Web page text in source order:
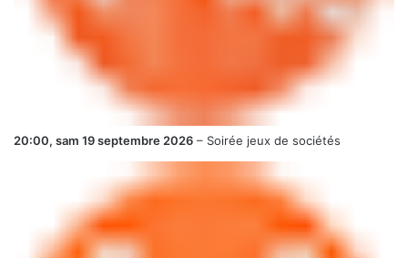
20:00, sam 19 septembre 2026 – Soirée jeux de sociétés